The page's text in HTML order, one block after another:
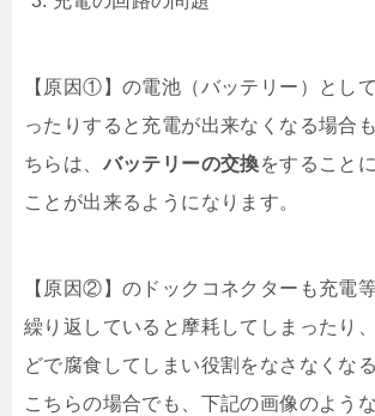
【原因①】の電池（バッテリー）とし
ったりすると充電が出来なくなる場合
ちらは、 バッテリーの交換をすること
ことが出来るようになります。
【原因②】のドックコネクターも充電
繰り返していると摩耗してしまったり
どで腐食してしまい役割をなさなくな
こちらの場合でも、下記の画像のよう